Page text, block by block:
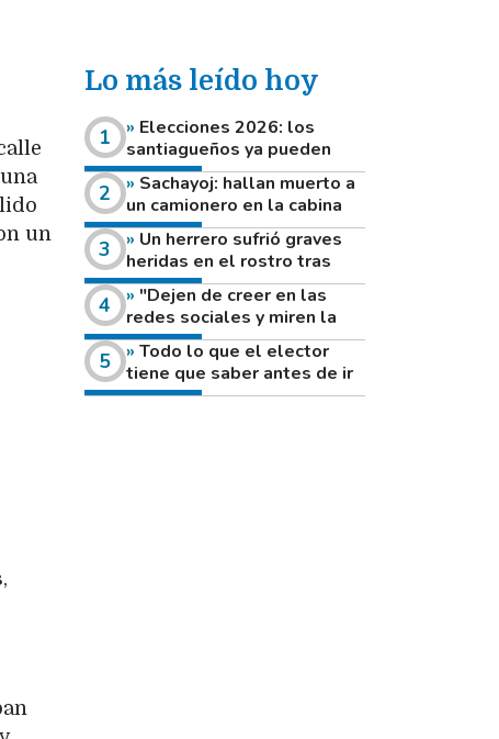
un
Lo más leído hoy
Elecciones 2026: los
santiagueños ya pueden
consultar dónde votan este
domingo
Sachayoj: hallan muerto a
un camionero en la cabina
de su vehículo a la vera de
un camino rural
Un herrero sufrió graves
heridas en el rostro tras
reventar el disco de una
amoladora
"Dejen de creer en las
redes sociales y miren la
heladera de sus casas": el
fuerte mensaje de una joven
que votó por primera vez
Todo lo que el elector
tiene que saber antes de ir
a votar este domingo